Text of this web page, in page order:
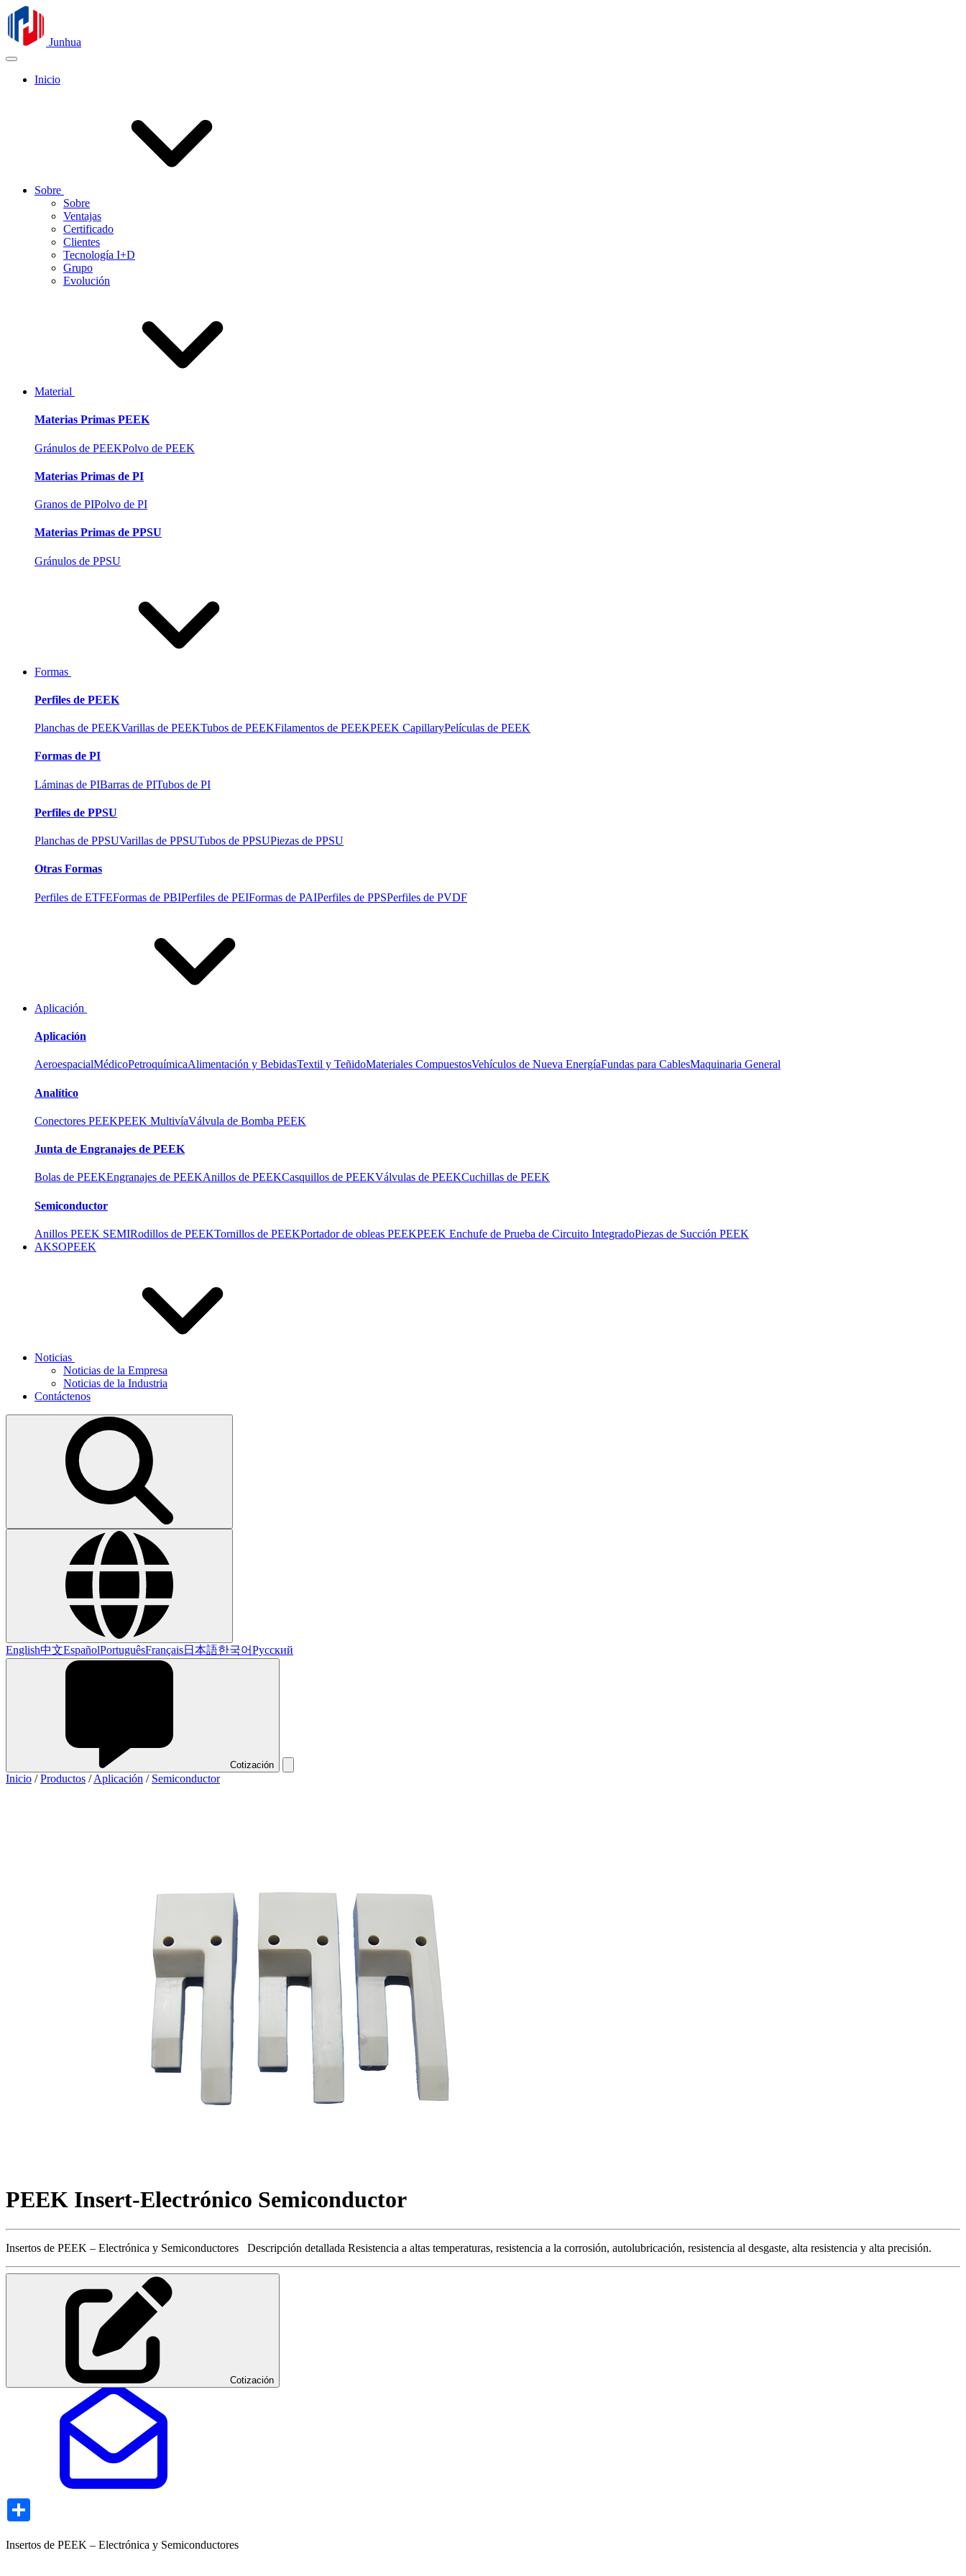
Junhua
Inicio
Sobre
Sobre
Ventajas
Certificado
Clientes
Tecnología I+D
Grupo
Evolución
Material
Materias Primas PEEK
Gránulos de PEEKPolvo de PEEK
Materias Primas de PI
Granos de PIPolvo de PI
Materias Primas de PPSU
Gránulos de PPSU
Formas
Perfiles de PEEK
Planchas de PEEKVarillas de PEEKTubos de PEEKFilamentos de PEEKPEEK CapillaryPelículas de PEEK
Formas de PI
Láminas de PIBarras de PITubos de PI
Perfiles de PPSU
Planchas de PPSUVarillas de PPSUTubos de PPSUPiezas de PPSU
Otras Formas
Perfiles de ETFEFormas de PBIPerfiles de PEIFormas de PAIPerfiles de PPSPerfiles de PVDF
Aplicación
Aplicación
AeroespacialMédicoPetroquímicaAlimentación y BebidasTextil y TeñidoMateriales CompuestosVehículos de Nueva EnergíaFundas para CablesMaquinaria General
Analítico
Conectores PEEKPEEK MultivíaVálvula de Bomba PEEK
Junta de Engranajes de PEEK
Bolas de PEEKEngranajes de PEEKAnillos de PEEKCasquillos de PEEKVálvulas de PEEKCuchillas de PEEK
Semiconductor
Anillos PEEK SEMIRodillos de PEEKTornillos de PEEKPortador de obleas PEEKPEEK Enchufe de Prueba de Circuito IntegradoPiezas de Succión PEEK
AKSOPEEK
Noticias
Noticias de la Empresa
Noticias de la Industria
Contáctenos
English中文EspañolPortuguêsFrançais日本語한국어Русский
Cotización
Inicio /Productos /Aplicación / Semiconductor
PEEK Insert-Electrónico Semiconductor
Insertos de PEEK – Electrónica y Semiconductores Descripción detallada Resistencia a altas temperaturas, resistencia a la corrosión, autolubricación, resistencia al desgaste, alta resistencia y alta precisión.
Cotización
Insertos de PEEK – Electrónica y Semiconductores